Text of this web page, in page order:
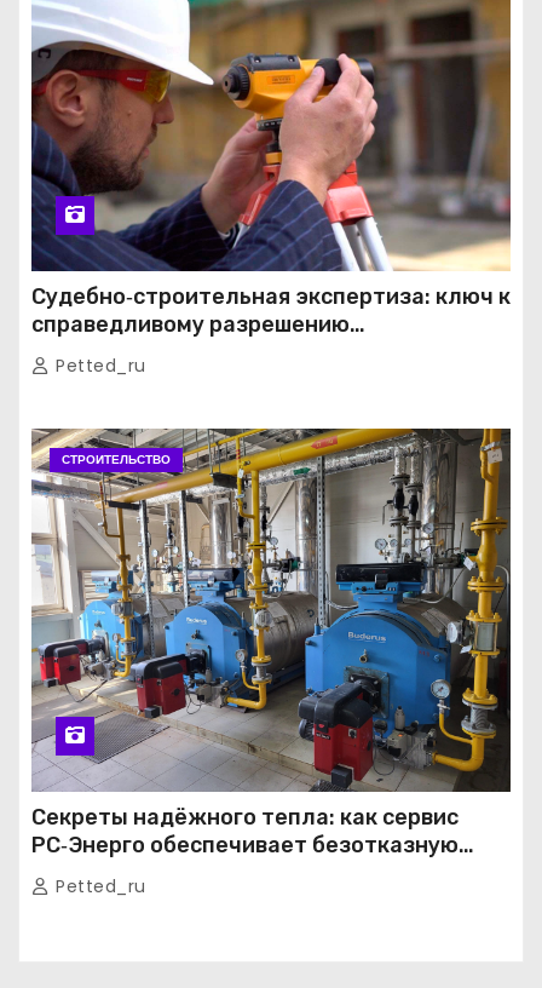
Судебно‑строительная экспертиза: ключ к
справедливому разрешению
строительных споров
Petted_ru
СТРОИТЕЛЬСТВО
Секреты надёжного тепла: как сервис
РС‑Энерго обеспечивает безотказную
работу котельных в Москве и Подмосковье
Petted_ru